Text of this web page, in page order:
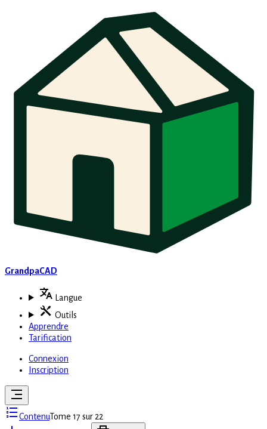
GrandpaCAD
Langue
Outils
Apprendre
Tarification
Connexion
Inscription
ContenuTome 17 sur 22